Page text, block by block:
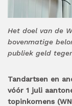
Het doel van de
bovenmatige
publiek geld
Tandartsen en
vóór 1 juli
topinkomens